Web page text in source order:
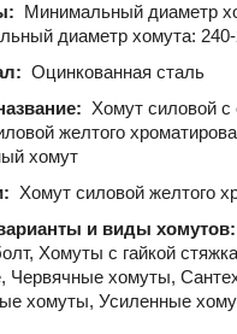
Минимальный диаметр
диаметр хомута:
Оцинкованная сталь
Хомут силовой
желтого
хомут
Хомут силовой желтого
и виды хомутов:
Хомуты с гайкой
Червячные хомуты,
хомуты, Усиленные